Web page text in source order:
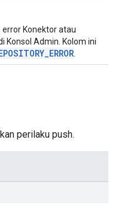
Konektor atau
Konsol Admin. Kolom ini
perilaku push.